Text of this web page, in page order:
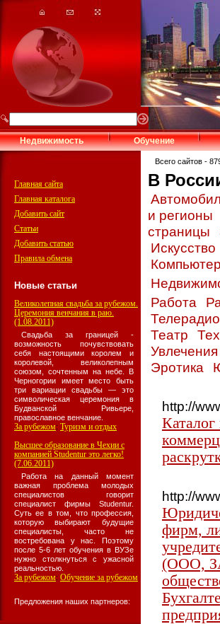
Недвижимость Обучение
Главная сайта
Главная каталога
Добавить сайт
Статьи
Добавить статью
Правила обмена
Новые статьи
Великолепная свадьба за рубежом.
Церемония венчания в раю.
(1.08.2011)
Свадьба за границей -
возможность почувствовать
себя настоящими королем и
королевой, великолепным
союзом, сочтенным на небе. В
Черногории имеет место быть
три вариации свадьбы — это
символическая церемония в
Будванской Ривьере,
православное венчание.
За рубежом: Туризм и отдых
Высшее образование в Чехии с
компанией Studentur это легко!
(7.06.2011)
Работа на данный момент
важная проблема молодых
специалистов говорит
специалист фирмы Studentur.
Суть ее в том, что профессия,
которую выбирают будущие
специалисты, часто не
востребована у нас. Поэтому
после 5-6 лет обучения в ВУЗе
нужно столкнуться с ужасной
реальностью.
За рубежом: Обучение за рубежом
Предложения наших партнеров:
Всего сайтов -
В
и регионы
страницы
Искусство
Работа
Телерадио
Театр
Эротика
http://
Каталог
http://
фирм,
(ООО,